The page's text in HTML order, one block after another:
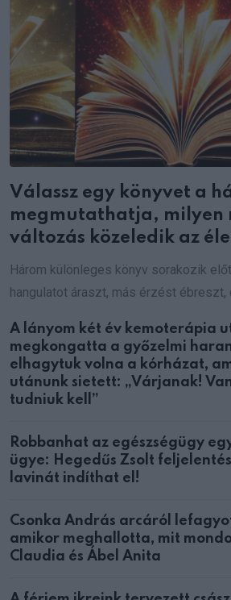
Válassz egy könyvet a
megmutathatja, milyen
változás közeledik az
Három különleges könyv sorakozik
hangulatot áraszt, más érzést ébreszt,
A lányom két év kemoterápia
megkongatta a győzelmi
elhagytuk volna a kórházat,
utánunk sietett: „Várjanak!
tudniuk kell”
Robbanhat az egészségügy
ügye: Hegedűs Zsolt
lavinát indíthat el!
Csonka András arcáról
amikor meghallotta, mit
Claudia és Ábel Anita